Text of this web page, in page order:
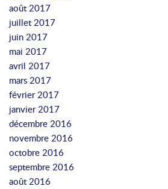
août 2017
juillet 2017
juin 2017
mai 2017
avril 2017
mars 2017
février 2017
janvier 2017
décembre 2016
novembre 2016
octobre 2016
septembre 2016
août 2016